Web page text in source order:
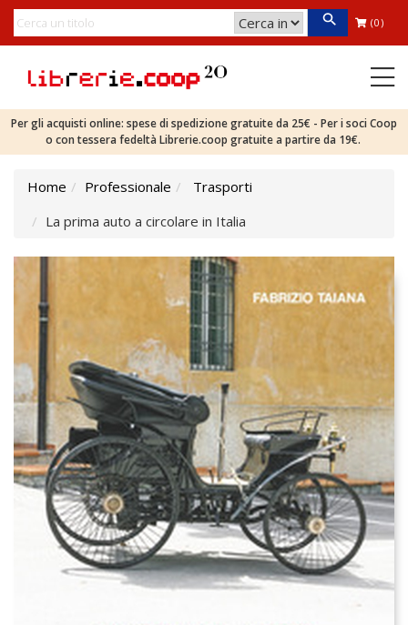
(0)
Per gli acquisti online: spese di spedizione gratuite da 25€ - Per i soci Coop
o con tessera fedeltà Librerie.coop gratuite a partire da 19€.
Home Professionale
Trasporti
La prima auto a circolare in Italia